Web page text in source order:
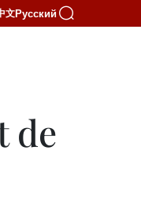
文Русский
de